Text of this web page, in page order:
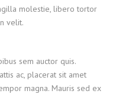
molestie, libero tortor
velit.
sem auctor quis.
ac, placerat sit amet
magna. Mauris sed ex